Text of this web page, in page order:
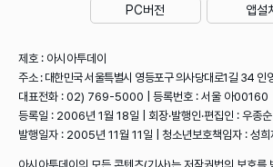
PC버전 앱설
제호 : 아시아투데이
주소 : 대한민국 서울특별시 영등포구 의사당대로1길 34 인
대표전화 : 02) 769-5000 | 등록번호 : 서울 아00160
등록일 : 2006년 1월 18일 | 회장·발행인·편집인 : 우종순
발행일자 : 2005년 11월 11일 | 청소년보호책임자 : 성희